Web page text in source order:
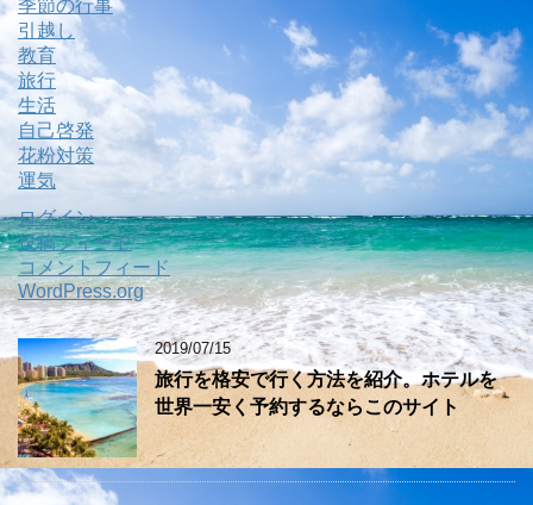
季節の行事
引越し
教育
旅行
生活
自己啓発
花粉対策
運気
ログイン
投稿フィード
コメントフィード
WordPress.org
2019/07/15
旅行を格安で行く方法を紹介。ホテルを
世界一安く予約するならこのサイト